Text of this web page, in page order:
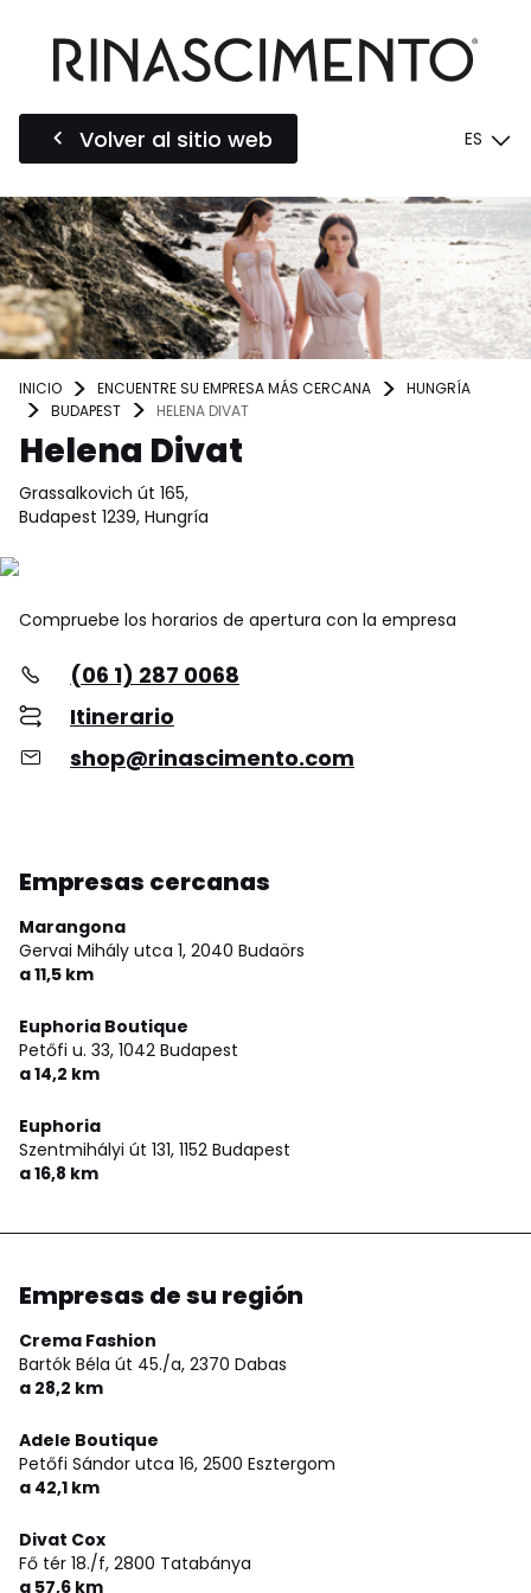
Volver al sitio web ES
INICIO ENCUENTRE SU EMPRESA MÁS CERCANA
HUNGRÍA
BUDAPEST
HELENA DIVAT
Helena Divat
Grassalkovich út 165,
Budapest 1239, Hungría
Compruebe los horarios de apertura con la empresa
(06 1) 287 0068
Itinerario
shop@rinascimento.com
Empresas cercanas
Marangona
Gervai Mihály utca 1, 2040 Budaörs
a 11,5 km
Euphoria Boutique
Petőfi u. 33, 1042 Budapest
a 14,2 km
Euphoria
Szentmihályi út 131, 1152 Budapest
a 16,8 km
Empresas de su región
Crema Fashion
Bartók Béla út 45./a, 2370 Dabas
a 28,2 km
Adele Boutique
Petőfi Sándor utca 16, 2500 Esztergom
a 42,1 km
Divat Cox
Fő tér 18./f, 2800 Tatabánya
a 57,6 km